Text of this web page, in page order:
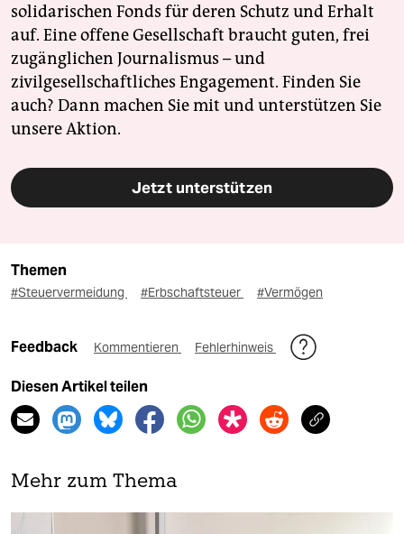
solidarischen Fonds für deren Schutz und Erhalt
auf. Eine offene Gesellschaft braucht guten, frei
zugänglichen Journalismus – und
zivilgesellschaftliches Engagement. Finden Sie
auch? Dann machen Sie mit und unterstützen Sie
unsere Aktion.
Jetzt unterstützen
Themen
#Steuervermeidung #Erbschaftsteuer #Vermögen
Feedback Kommentieren Fehlerhinweis
Diesen Artikel teilen
Mehr zum Thema